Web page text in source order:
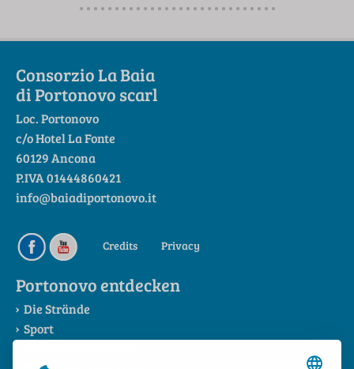
Consorzio La Baia
di Portonovo scarl
Loc. Portonovo
c/o Hotel La Fonte
60129 Ancona
P.IVA 01444860421
info@baiadiportonovo.it
Credits Privacy
Portonovo entdecken
Die Strände
Sport